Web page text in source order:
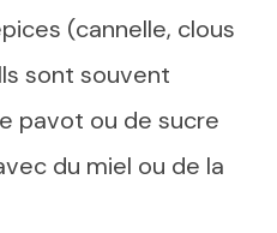
(cannelle, clous
sont souvent
pavot ou de sucre
du miel ou de la